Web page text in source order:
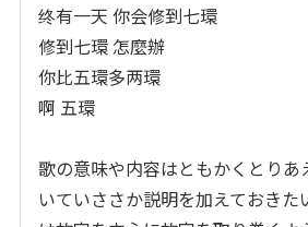
终有一天 你会修到七環
修到七環 怎麼辦
你比五環多两環
啊 五環
歌の意味や内容はともかくとりあ
いていささか説明を加えておきた